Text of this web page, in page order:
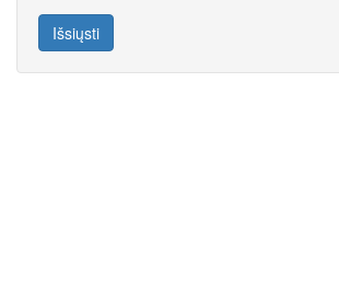
Išsiųsti